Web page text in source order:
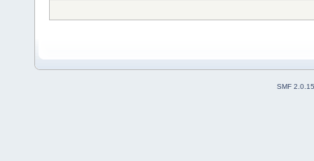
SMF 2.0.15